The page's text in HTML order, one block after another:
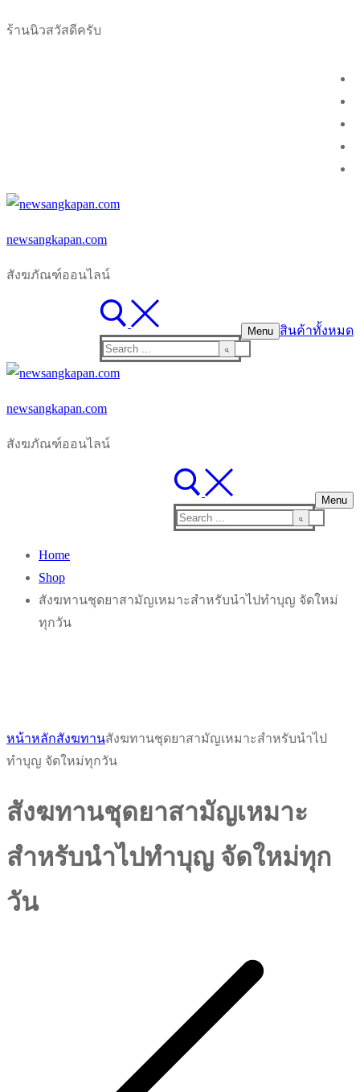
to
ร้านนิวสวัสดีครับ
newsangkapan.com
สังฆภัณฑ์ออนไลน์
Search
for:
Menu สินค้าทั้งหมด
newsangkapan.com
สังฆภัณฑ์ออนไลน์
Search
Menu
Home
Shop
สังฆทานชุดยาสามัญเหมาะสำหรับนำไปทำบุญ จัดใหม่
ทุกวัน
หน้าหลักสังฆทานสังฆทานชุดยาสามัญเหมาะสำหรับนำไป
ทำบุญ จัดใหม่ทุกวัน
สังฆทานชุดยาสามัญเหมาะ
สำหรับนำไปทำบุญ จัดใหม่ทุก
วัน